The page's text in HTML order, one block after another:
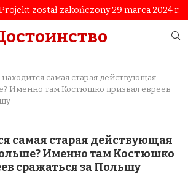
został zakończony 29 marca 2024 r.
находится самая старая действующая
Именно там Костюшко призвал евреев
самая старая действующая
Именно там Костюшко
сражаться за Польшу